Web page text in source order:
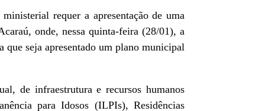
requer a apresentação de uma
onde, nessa quinta-feira (28/01), a
que seja apresentado um plano municipal
de infraestrutura e recursos humanos
para Idosos (ILPIs), Residências